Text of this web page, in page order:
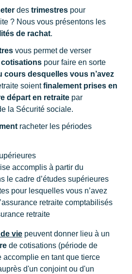
des trimestres pour
? Nous vous présentons les
de rachat.
vous permet de verser
cotisations pour faire en sorte
cours desquelles vous n’avez
soientfinalement prises en
départ en retraite par
la Sécurité sociale.
racheter les périodes
accomplis à partir du
le cadre d’études supérieures
pour lesquelles vous n’avez
retraite comptabilisés
retraite
vie peuvent donner lieu à un
de cotisations (période de
accomplie en tant que tierce
d'un conjoint ou d'un